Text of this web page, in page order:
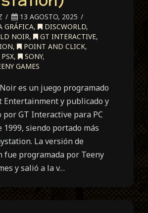
13 AGOSTO, 2025
GRÁFICA, DISCWORLD,
NOIR, GT INTERACTIVE,
, POINT AND CLICK,
PSX, SONY,
GAMES
es un juego programado
Entertainment y publicado y
GT Interactive para PC
1999, siendo portado más
La versión de
fue programada por Teeny
y salió a la v…